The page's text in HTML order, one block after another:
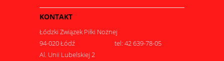
KONTAKT
Łódzki Związek Piłki Nożnej
94-020 Łódź
tel: 42 639-78-05
Al. Unii Lubelskiej 2